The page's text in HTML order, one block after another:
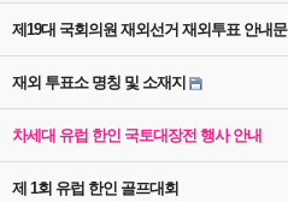
제19대 국회의원 재외선거 재외투표 안내문
재외 투표소 명칭 및 소재지
차세대 유럽 한인 국토대장전 행사 안내
제 1회 유럽 한인 골프대회